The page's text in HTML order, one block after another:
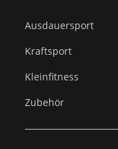
Ausdauersport
Kraftsport
Kleinfitness
Zubehör